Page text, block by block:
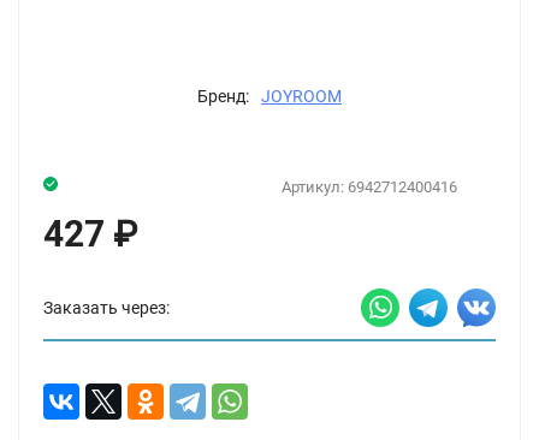
Бренд: JOYROOM
Артикул: 6942712400416
427 ₽
Заказать через: